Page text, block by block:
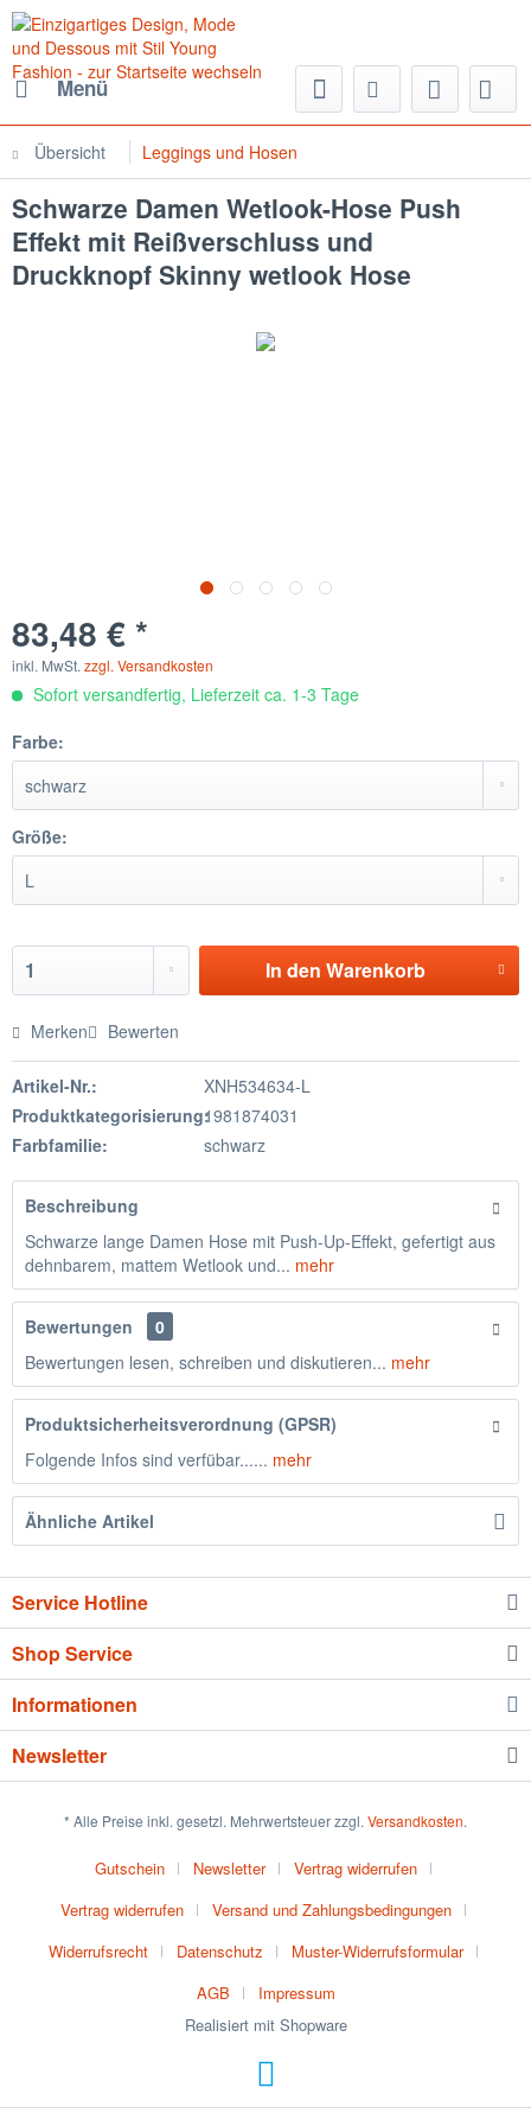
Menü
Übersicht Leggings und Hosen
Schwarze Damen Wetlook-Hose Push
Effekt mit Reißverschluss und
Druckknopf Skinny wetlook Hose
83,48 € *
inkl. MwSt. zzgl. Versandkosten
Sofort versandfertig, Lieferzeit ca. 1-3 Tage
Farbe:
Größe:
In den Warenkorb
Merken Bewerten
Artikel-Nr.:
XNH534634-L
Produktkategorisierung:1981874031
Farbfamilie:
schwarz
Beschreibung
Schwarze lange Damen Hose mit Push-Up-Effekt, gefertigt aus
dehnbarem, mattem Wetlook und... mehr
Bewertungen
0
Bewertungen lesen, schreiben und diskutieren... mehr
Produktsicherheitsverordnung (GPSR)
Folgende Infos sind verfübar...... mehr
Ähnliche Artikel
Service Hotline
Shop Service
Informationen
Newsletter
* Alle Preise inkl. gesetzl. Mehrwertsteuer zzgl. Versandkosten.
Gutschein Newsletter
Vertrag widerrufen
Vertrag widerrufen
Versand und Zahlungsbedingungen
Widerrufsrecht
Datenschutz
Muster-Widerrufsformular
AGB
Impressum
Realisiert mit Shopware